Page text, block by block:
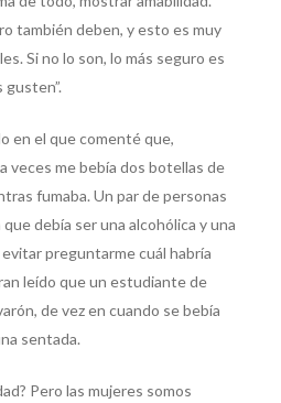
también deben, y esto es muy
Si no lo son, lo más seguro es
en el que comenté que,
veces me bebía dos botellas de
fumaba. Un par de personas
debía ser una alcohólica y una
preguntarme cuál habría
leído que un estudiante de
de vez en cuando se bebía
sentada.
Pero las mujeres somos